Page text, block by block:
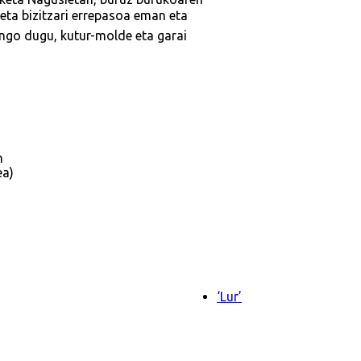
bizitzari errepasoa eman eta
dugu, kutur-molde eta garai
‘Lur’